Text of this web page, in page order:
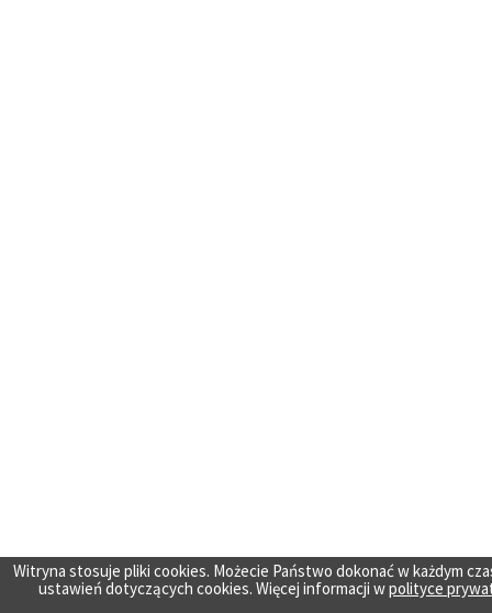
Witryna stosuje pliki cookies. Możecie Państwo dokonać w każdym
ustawień dotyczących cookies. Więcej informacji wpolityce